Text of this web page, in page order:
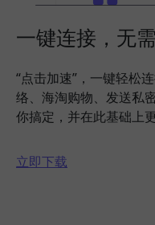
一键连接，无
“点击加速”，一键轻松
络、海淘购物、发送私
你搞定，并在此基础上
立即下载